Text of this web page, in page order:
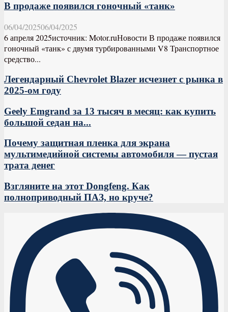
В продаже появился гоночный «танк»
06/04/202506/04/2025
6 апреля 2025источник: Motor.ruНовости В продаже появился
гоночный «танк» с двумя турбированными V8 Транспортное
средство...
Легендарный Chevrolet Blazer исчезнет с рынка в
2025-ом году
Geely Emgrand за 13 тысяч в месяц: как купить
большой седан на...
Почему защитная пленка для экрана
мультимедийной системы автомобиля — пустая
трата денег
Взгляните на этот Dongfeng. Как
полноприводный ПАЗ, но круче?